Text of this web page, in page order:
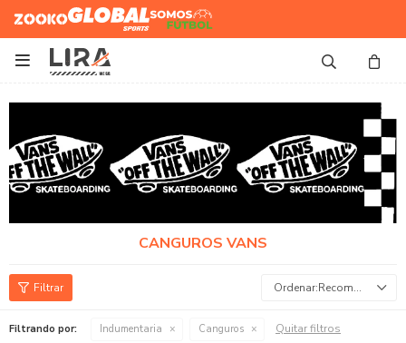
Zooko Global Sports
Somos
Futbol

CANGUROS VANS
Recomendados
Filtrando por: Indumentaria Canguros Quitar filtros